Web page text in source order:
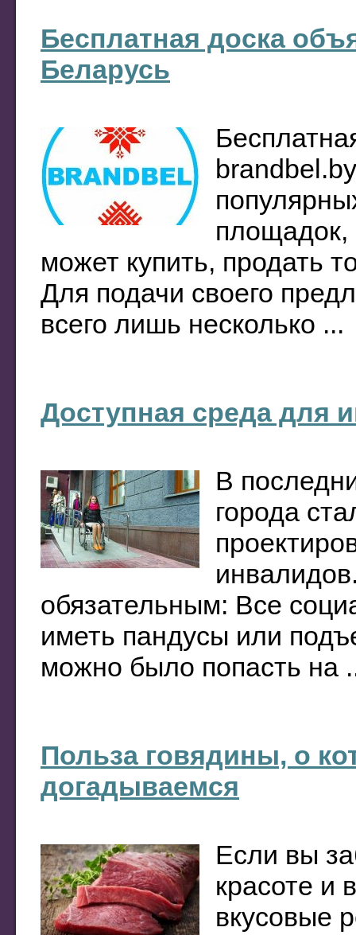
Бесплатная доска
Беларусь
площадок,
может купить, продать
Для подачи своего
всего лишь несколько ...
Доступная среда для
В
города
обязательным: Все
иметь пандусы или
можно было попасть на
Польза говядины, о
догадываемся
Если вы
красоте и
вкусовые